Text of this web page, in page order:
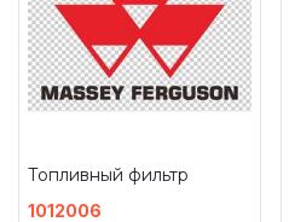
Топливный фильтр
1012006